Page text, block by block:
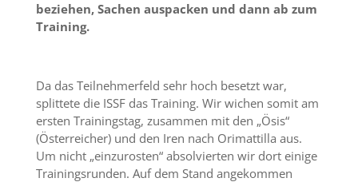
beziehen, Sachen auspacken und dann ab zum
Training.
Da das Teilnehmerfeld sehr hoch besetzt war,
splittete die ISSF das Training. Wir wichen somit am
ersten Trainingstag, zusammen mit den „Ösis“
(Österreicher) und den Iren nach Orimattilla aus.
Um nicht „einzurosten“ absolvierten wir dort einige
Trainingsrunden. Auf dem Stand angekommen